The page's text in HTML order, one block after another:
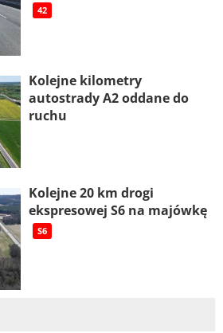
42
Kolejne kilometry
autostrady A2 oddane do
ruchu
Kolejne 20 km drogi
ekspresowej S6 na majówkę
S6